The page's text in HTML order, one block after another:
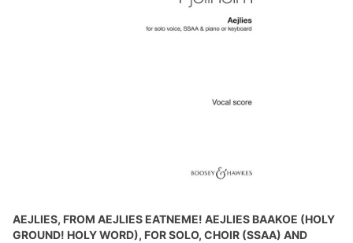
AEJLIES, FROM AEJLIES EATNEME! AEJLIES BAAKOE (HOLY
GROUND! HOLY WORD), FOR SOLO, CHOIR (SSAA) AND